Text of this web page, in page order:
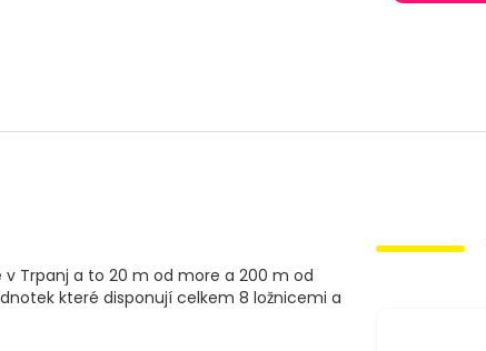
Trpanj a to 20 m od more a 200 m od
které disponují celkem 8 ložnicemi a